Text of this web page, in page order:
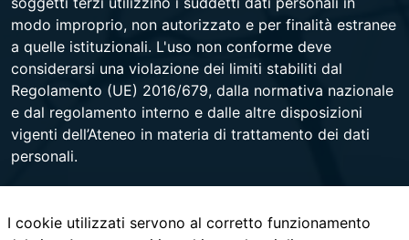
modo improprio, non autorizzato e per finalità estranee
a quelle istituzionali. L'uso non conforme deve
considerarsi una violazione dei limiti stabiliti dal
Regolamento (UE) 2016/679, dalla normativa nazionale
e dal regolamento interno e dalle altre disposizioni
vigenti dell’Ateneo in materia di trattamento dei dati
personali.
Università degli Studi di Napoli Federico II
I cookie utilizzati servono al corretto funzionamento